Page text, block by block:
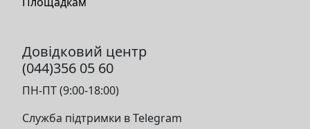
Довідковий центр
(044)356 05 60
ПН-ПТ (9:00-18:00)
Служба підтримки в Telegram